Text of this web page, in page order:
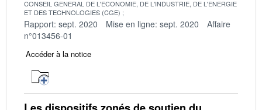
CONSEIL GENERAL DE L'ECONOMIE, DE L'INDUSTRIE, DE L'ENERGIE
ET DES TECHNOLOGIES (CGE)
Rapport: sept. 2020 Mise en ligne: sept. 2020
Affaire
n°013456-01
Accéder à la notice